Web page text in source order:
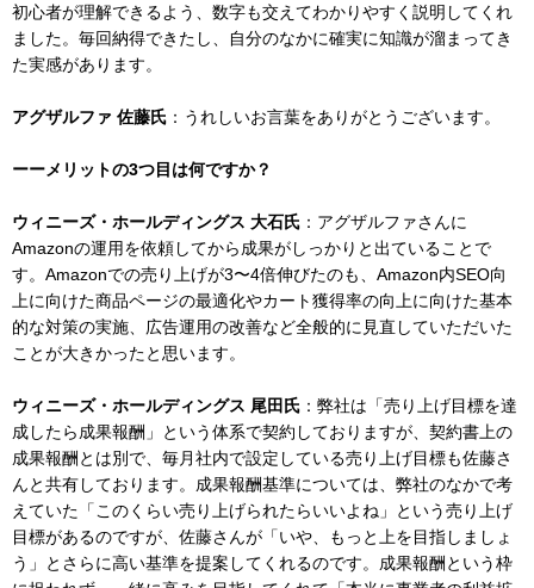
初心者が理解できるよう、数字も交えてわかりやすく説明してくれ
ました。毎回納得できたし、自分のなかに確実に知識が溜まってき
た実感があります。
アグザルファ 佐藤氏 ：うれしいお言葉をありがとうございます。
ーーメリットの3つ目は何ですか？
ウィニーズ・ホールディングス 大石氏 ：アグザルファさんに
Amazonの運用を依頼してから成果がしっかりと出ていることで
す。Amazonでの売り上げが3〜4倍伸びたのも、Amazon内SEO向
上に向けた商品ページの最適化やカート獲得率の向上に向けた基本
的な対策の実施、広告運用の改善など全般的に見直していただいた
ことが大きかったと思います。
ウィニーズ・ホールディングス 尾田氏 ：弊社は「売り上げ目標を達
成したら成果報酬」という体系で契約しておりますが、契約書上の
成果報酬とは別で、毎月社内で設定している売り上げ目標も佐藤さ
んと共有しております。成果報酬基準については、弊社のなかで考
えていた「このくらい売り上げられたらいいよね」という売り上げ
目標があるのですが、佐藤さんが「いや、もっと上を目指しましょ
う」とさらに高い基準を提案してくれるのです。成果報酬という枠